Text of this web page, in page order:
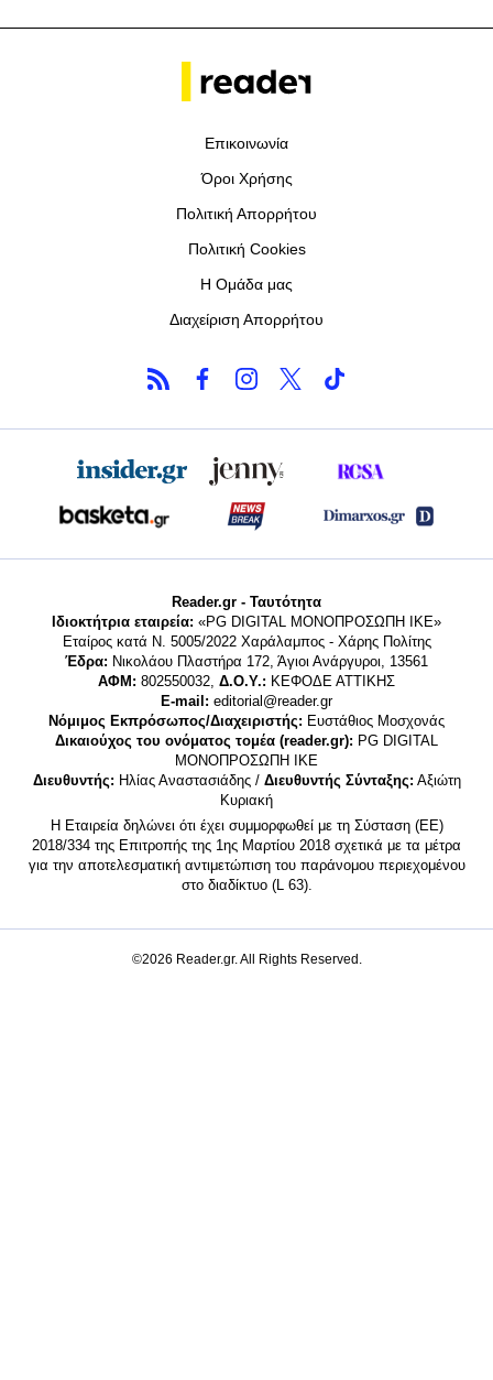
Επικοινωνία
Όροι Χρήσης
Πολιτική Απορρήτου
Πολιτική Cookies
Η Ομάδα μας
Διαχείριση Απορρήτου
Reader.gr - Ταυτότητα
Ιδιοκτήτρια εταιρεία: «PG DIGITAL MONΟΠΡΟΣΩΠΗ ΙΚΕ»
Εταίρος κατά Ν. 5005/2022 Χαράλαμπος - Χάρης Πολίτης
Έδρα: Νικολάου Πλαστήρα 172, Άγιοι Ανάργυροι, 13561
ΑΦΜ: 802550032, Δ.Ο.Υ.: ΚΕΦΟΔΕ ΑΤΤΙΚΗΣ
E-mail: editorial@reader.gr
Νόμιμος Εκπρόσωπος/Διαχειριστής: Ευστάθιος Μοσχονάς
Δικαιούχος του ονόματος τομέα (reader.gr): PG DIGITAL
MONΟΠΡΟΣΩΠΗ ΙΚΕ
Διευθυντής: Ηλίας Αναστασιάδης / Διευθυντής Σύνταξης: Αξιώτη
Κυριακή
Η Εταιρεία δηλώνει ότι έχει συμμορφωθεί με τη Σύσταση (ΕΕ)
2018/334 της Επιτροπής της 1ης Μαρτίου 2018 σχετικά με τα μέτρα
για την αποτελεσματική αντιμετώπιση του παράνομου περιεχομένου
στο διαδίκτυο (L 63).
©2026 Reader.gr. All Rights Reserved.